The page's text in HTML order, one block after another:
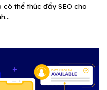
có thể thúc đẩy SEO cho